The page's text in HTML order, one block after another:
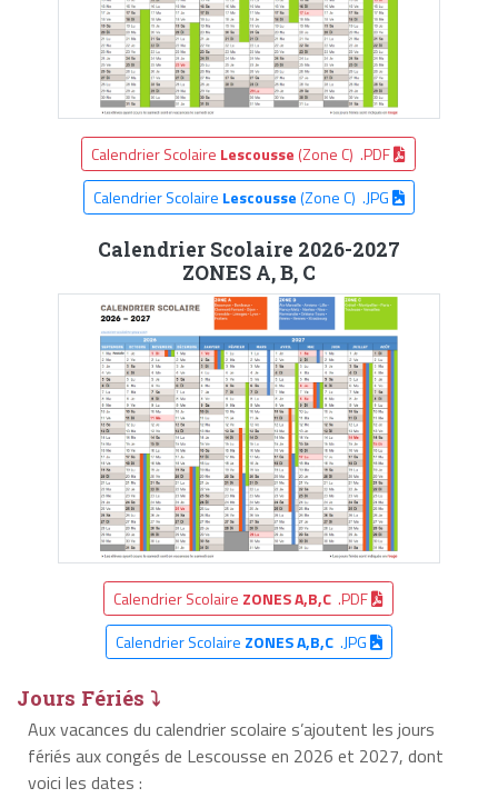
Calendrier Scolaire Lescousse (Zone C) .PDF
Calendrier Scolaire Lescousse(Zone C) .JPG
Calendrier Scolaire 2026-2027
ZONES A, B, C
Calendrier Scolaire ZONES A,B,C .PDF
Calendrier Scolaire ZONES A,B,C.JPG
Jours Fériés ⤵
Aux vacances du calendrier scolaire s’ajoutent les jours
fériés aux congés de Lescousse en 2026 et 2027, dont
voici les dates :